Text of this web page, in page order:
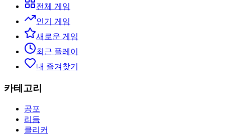
전체 게임
인기 게임
새로운 게임
최근 플레이
내 즐겨찾기
카테고리
공포
리듬
클리커